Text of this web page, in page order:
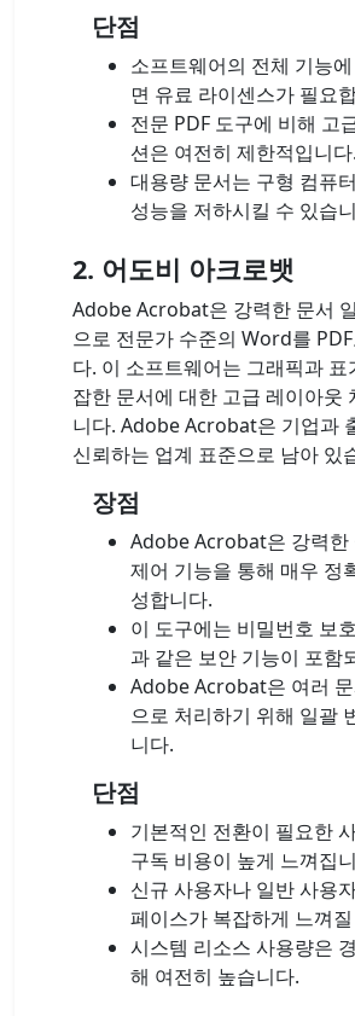
단점
소프트웨어의 전체 기능
면 유료 라이센스가 필요
전문 PDF 도구에 비해 고
션은 여전히 ​​제한적입니다.
대용량 문서는 구형 컴퓨
성능을 저하시킬 수 있습
2. 어도비 아크로뱃
Adobe Acrobat은 강력한 문서
으로 전문가 수준의 Word를
다. 이 소프트웨어는 그래픽과 표
잡한 문서에 대한 고급 레이아웃
니다. Adobe Acrobat은 기업과
신뢰하는 업계 표준으로 남아 있
장점
Adobe Acrobat은 강력한
제어 기능을 통해 매우 정
성합니다.
이 도구에는 비밀번호 보
과 같은 보안 기능이 포함
Adobe Acrobat은 여러
으로 처리하기 위해 일괄
니다.
단점
기본적인 전환이 필요한
구독 비용이 높게 느껴집
신규 사용자나 일반 사용
페이스가 복잡하게 느껴
시스템 리소스 사용량은
해 여전히 높습니다.